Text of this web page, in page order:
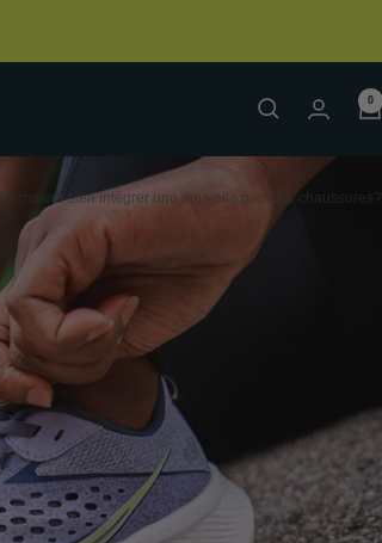
0
Comment bien intégrer une nouvelle paire de chaussures?